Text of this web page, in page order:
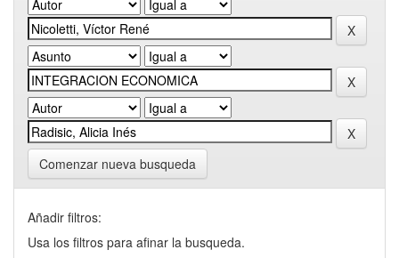
Comenzar nueva busqueda
Añadir filtros:
Usa los filtros para afinar la busqueda.